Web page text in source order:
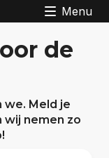
Menu
de
we. Meld je
nemen zo